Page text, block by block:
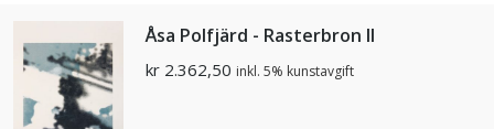
Åsa Polfjärd - Rasterbron II
kr 2.362,50 inkl. 5% kunstavgift